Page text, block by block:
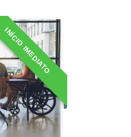
INÍCIO IMEDIATO
em
Inclusão